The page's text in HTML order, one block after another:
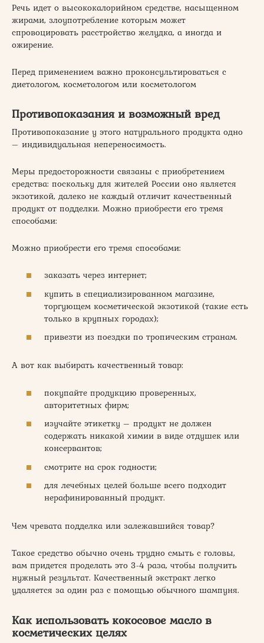
Речь идет о высококалорийном средстве, насыщенном
жирами, злоупотребление которым может
спровоцировать расстройство желудка, а иногда и
ожирение.
Перед применением важно проконсультироваться с
диетологом, косметологом или косметологом
Противопоказания и возможный вред
Противопоказание у этого натурального продукта одно
– индивидуальная непереносимость.
Меры предосторожности связаны с приобретением
средства: поскольку для жителей России оно является
экзотикой, далеко не каждый отличит качественный
продукт от подделки. Можно приобрести его тремя
способами:
Можно приобрести его тремя способами:
заказать через интернет;
купить в специализированном магазине,
торгующем косметической экзотикой (такие есть
только в крупных городах);
привезти из поездки по тропическим странам.
А вот как выбирать качественный товар:
покупайте продукцию проверенных,
авторитетных фирм;
изучайте этикетку – продукт не должен
содержать никакой химии в виде отдушек или
консервантов;
смотрите на срок годности;
для лечебных целей больше всего подходит
нерафинированный продукт.
Чем чревата подделка или залежавшийся товар?
Такое средство обычно очень трудно смыть с головы,
вам придется проделать это 3-4 раза, чтобы получить
нужный результат. Качественный экстракт легко
удаляется за один раз с помощью обычного шампуня.
Как использовать кокосовое масло в
косметических целях